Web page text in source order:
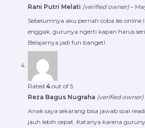
Rani Putri Melati (verified owner) –
Sebelumnya aku pernah coba les online
enggak, gurunya ngerti kapan harus
Belajarnya jadi fun banget!
Rated 4 out of 5
Reza Bagus Nugraha (verified owner)
Anak saya sekarang bisa jawab soal
jauh lebih cepat. Katanya karena